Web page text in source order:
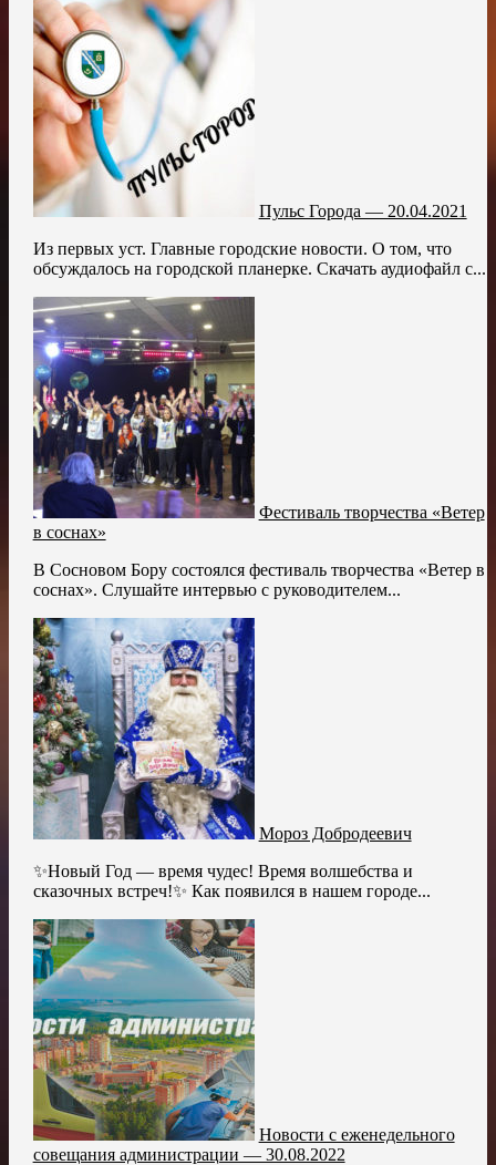
Пульс Города — 20.04.2021
Из первых уст. Главные городские новости. О том, что
обсуждалось на городской планерке. Скачать аудиофайл с...
Фестиваль творчества «Ветер
в соснах»
В Сосновом Бору состоялся фестиваль творчества «Ветер в
соснах». Слушайте интервью с руководителем...
Мороз Добродеевич
✨Новый Год — время чудес! Время волшебства и
сказочных встреч!✨ Как появился в нашем городе...
Новости с еженедельного
совещания администрации — 30.08.2022